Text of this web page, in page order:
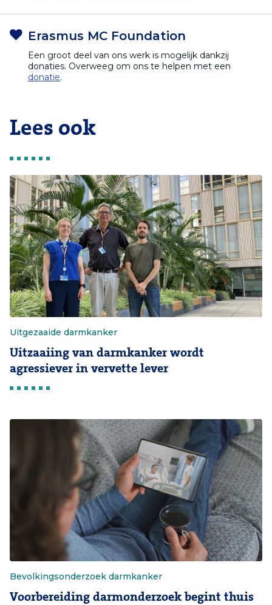
Erasmus MC Foundation
Een groot deel van ons werk is mogelijk dankzij
donaties. Overweeg om ons te helpen met een
donatie.
Lees ook
Uitgezaaide darmkanker
Uitzaaiing van darmkanker wordt
agressiever in vervette lever
Bevolkingsonderzoek darmkanker
Voorbereiding darmonderzoek begint thuis